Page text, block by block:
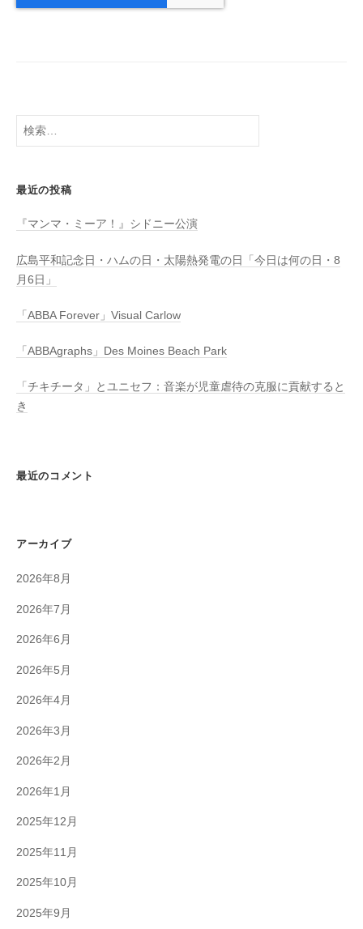
検
最近の投稿
『マンマ・ミーア！』シドニー公演
広島平和記念日・ハムの日・太陽熱発電の日「今日は何の日・8
月6日」
「ABBA Forever」Visual Carlow
「ABBAgraphs」Des Moines Beach Park
「チキチータ」とユニセフ：音楽が児童虐待の克服に貢献すると
き
最近のコメント
アーカイブ
2026年8月
2026年7月
2026年6月
2026年5月
2026年4月
2026年3月
2026年2月
2026年1月
2025年12月
2025年11月
2025年10月
2025年9月